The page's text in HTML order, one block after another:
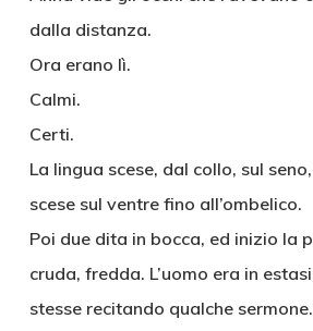
dalla distanza.
Ora erano lì.
Calmi.
Certi.
La lingua scese, dal collo, sul
scese sul ventre fino all’ombelico.
Poi due dita in bocca, ed inizio la
cruda, fredda. L’uomo era in
stesse recitando qualche